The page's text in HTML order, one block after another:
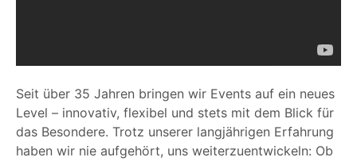
Seit über 35 Jahren bringen wir Events auf ein neues
Level – innovativ, flexibel und stets mit dem Blick für
das Besondere. Trotz unserer langjährigen Erfahrung
haben wir nie aufgehört, uns weiterzuentwickeln: Ob